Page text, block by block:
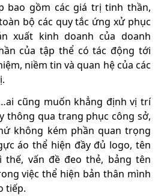
bao gồm các giá trị tinh thần,
bộ các quy tắc ứng xử phục
xuất kinh doanh của doanh
của tập thể có tác động tới
niềm tin và quan hệ của các
cũng muốn khẳng định vị trí
thông qua trang phục công sở,
không kém phần quan trọng
áo thể hiện đầy đủ logo, tên
thế, vấn đề đeo thẻ, bảng tên
việc thể hiện bản thân mình
tiếp.